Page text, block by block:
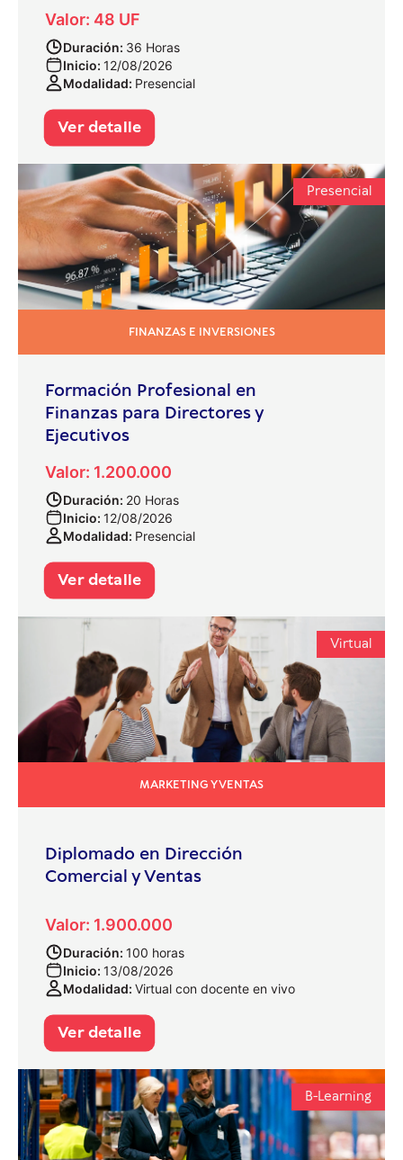
Valor: 48 UF
Duración: 36 Horas
Inicio: 12/08/2026
Modalidad: Presencial
Ver detalle
Presencial
FINANZAS E INVERSIONES
Formación Profesional en
Finanzas para Directores y
Ejecutivos
Valor: 1.200.000
Duración: 20 Horas
Inicio: 12/08/2026
Modalidad: Presencial
Ver detalle
Virtual
MARKETING Y VENTAS
Diplomado en Dirección
Comercial y Ventas
Valor: 1.900.000
Duración: 100 horas
Inicio: 13/08/2026
Modalidad: Virtual con docente en vivo
Ver detalle
B-Learning